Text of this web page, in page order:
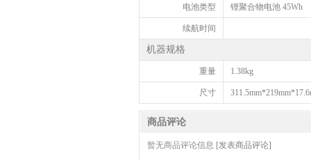
电池类型 锂聚合物电池 45Wh
续航时间
机器规格
重量 1.38kg
尺寸
商品评论
暂无商品评论信息 [发表商品评论]